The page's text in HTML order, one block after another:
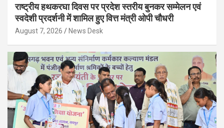
राष्ट्रीय हथकरघा दिवस पर प्रदेश स्तरीय बुनकर सम्मेलन एवं
स्वदेशी प्रदर्शनी में शामिल हुए वित्त मंत्री ओपी चौधरी
August 7, 2026 News Desk